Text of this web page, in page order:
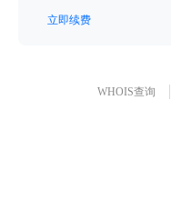
立即续费
WHOIS查询